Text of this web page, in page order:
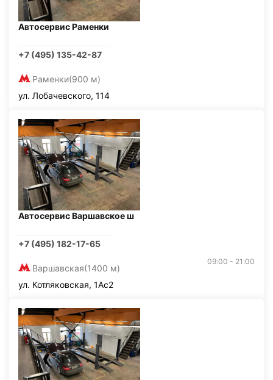
Автосервис Раменки
+7 (495) 135-42-87
Раменки(900 м)
ул. Лобачевского, 114
Автосервис Варшавское ш
+7 (495) 182-17-65
Варшавская(1400 м)
09:00 - 21:00
ул. Котляковская, 1Ас2